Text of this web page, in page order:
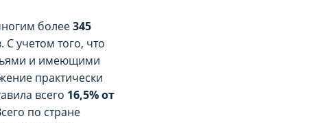
более345
учетом того, что
и имеющими
практически
всего 16,5% от
по стране